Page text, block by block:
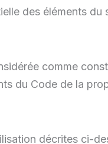
des éléments du
comme
du Code de la
décrites ci-